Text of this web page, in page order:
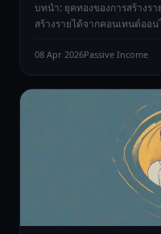
บทนำ: ยุคทองของการสร้างร
สร้างรายได้จากคอนเทนต์ออ
08 Apr 2026Passive Income